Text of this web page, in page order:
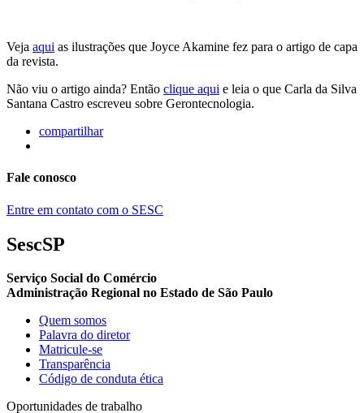
Veja aqui as ilustrações que Joyce Akamine fez para o artigo de capa
da revista.
Não viu o artigo ainda? Então clique aqui e leia o que Carla da Silva
Santana Castro escreveu sobre Gerontecnologia.
compartilhar
Fale conosco
Entre em contato com o SESC
SescSP
Serviço Social do Comércio
Administração Regional no Estado de São Paulo
Quem somos
Palavra do diretor
Matricule-se
Transparência
Código de conduta ética
Oportunidades de trabalho